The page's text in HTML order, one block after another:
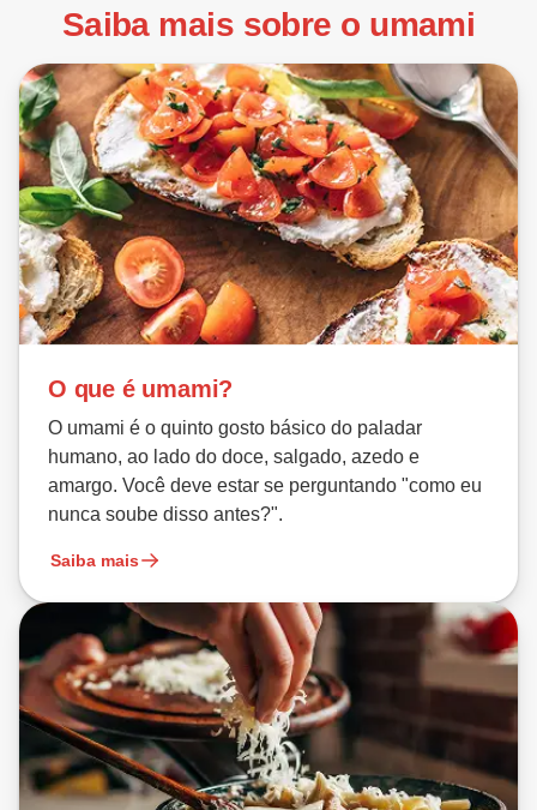
Saiba mais sobre o umami
O que é umami?
O umami é o quinto gosto básico do paladar
humano, ao lado do doce, salgado, azedo e
amargo. Você deve estar se perguntando "como eu
nunca soube disso antes?".
Saiba mais